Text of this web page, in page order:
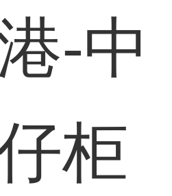
-中
柜